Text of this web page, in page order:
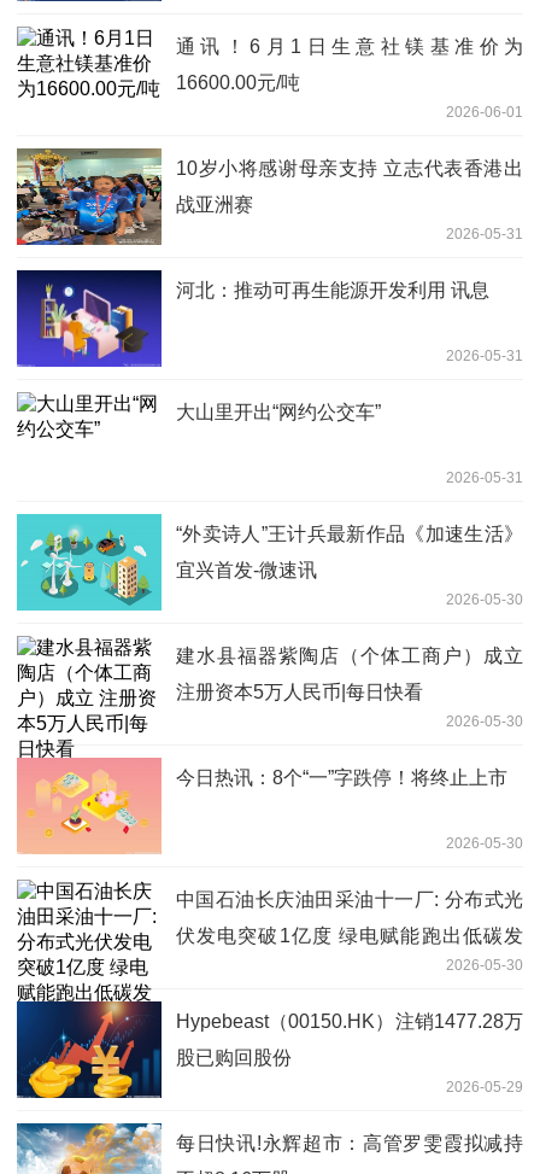
通讯！6月1日生意社镁基准价为
16600.00元/吨
2026-06-01
10岁小将感谢母亲支持 立志代表香港出
战亚洲赛
2026-05-31
河北：推动可再生能源开发利用 讯息
2026-05-31
大山里开出“网约公交车”
2026-05-31
“外卖诗人”王计兵最新作品《加速生活》
宜兴首发-微速讯
2026-05-30
建水县福器紫陶店（个体工商户）成立
注册资本5万人民币|每日快看
2026-05-30
今日热讯：8个“一”字跌停！将终止上市
2026-05-30
中国石油长庆油田采油十一厂: 分布式光
伏发电突破1亿度 绿电赋能跑出低碳发
2026-05-30
Hypebeast（00150.HK）注销1477.28万
股已购回股份
2026-05-29
每日快讯!永辉超市：高管罗雯霞拟减持